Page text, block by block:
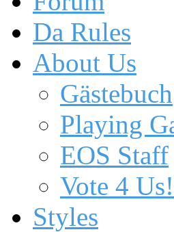
Da Rules
About Us
Gästebuch
Playing
EOS Staff
Vote 4 Us!
Styles